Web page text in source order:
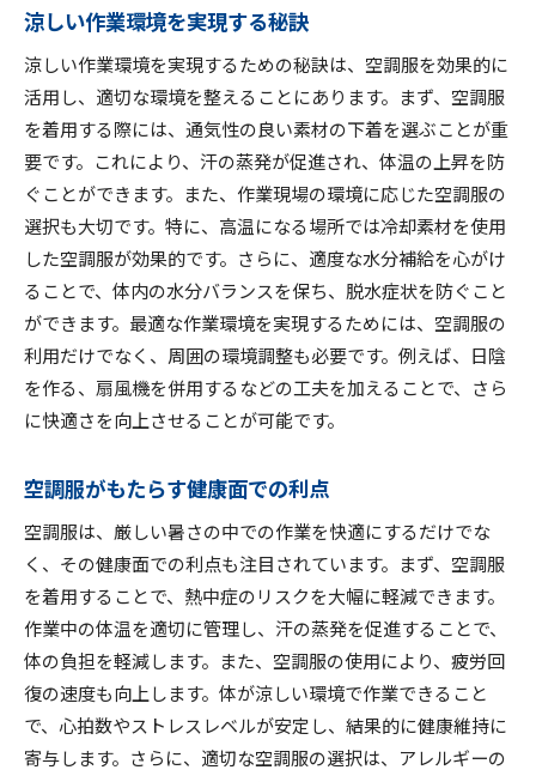
涼しい作業環境を実現する秘訣
涼しい作業環境を実現するための秘訣は、空調服を効果的に
活用し、適切な環境を整えることにあります。まず、空調服
を着用する際には、通気性の良い素材の下着を選ぶことが重
要です。これにより、汗の蒸発が促進され、体温の上昇を防
ぐことができます。また、作業現場の環境に応じた空調服の
選択も大切です。特に、高温になる場所では冷却素材を使用
した空調服が効果的です。さらに、適度な水分補給を心がけ
ることで、体内の水分バランスを保ち、脱水症状を防ぐこと
ができます。最適な作業環境を実現するためには、空調服の
利用だけでなく、周囲の環境調整も必要です。例えば、日陰
を作る、扇風機を併用するなどの工夫を加えることで、さら
に快適さを向上させることが可能です。
空調服がもたらす健康面での利点
空調服は、厳しい暑さの中での作業を快適にするだけでな
く、その健康面での利点も注目されています。まず、空調服
を着用することで、熱中症のリスクを大幅に軽減できます。
作業中の体温を適切に管理し、汗の蒸発を促進することで、
体の負担を軽減します。また、空調服の使用により、疲労回
復の速度も向上します。体が涼しい環境で作業できること
で、心拍数やストレスレベルが安定し、結果的に健康維持に
寄与します。さらに、適切な空調服の選択は、アレルギーの